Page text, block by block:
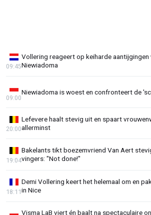
Vollering reageert op keiharde aantijgingen
Niewiadoma
09:45
Niewiadoma is woest en confronteert de
09:00
Lefevere haalt stevig uit en spaart
allerminst
20:00
Bakelants tikt boezemvriend Van Aert
vingers: "Not done!"
19:04
Demi Vollering keert het helemaal om en
in Nice
18:11
Visma LaB viert én baalt na spectaculaire